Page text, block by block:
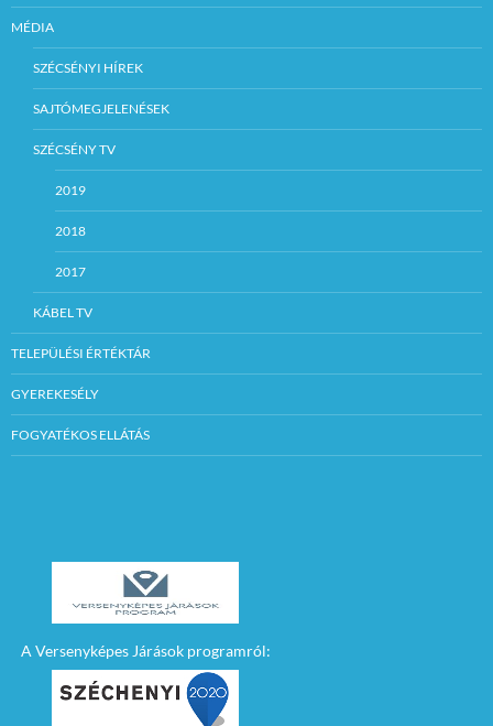
MÉDIA
SZÉCSÉNYI HÍREK
SAJTÓMEGJELENÉSEK
SZÉCSÉNY TV
2019
2018
2017
KÁBEL TV
TELEPÜLÉSI ÉRTÉKTÁR
GYEREKESÉLY
FOGYATÉKOS ELLÁTÁS
A Versenyképes Járások programról: